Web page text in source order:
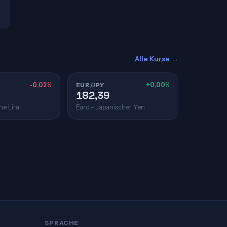
Alle Kurse →
-0,02%
Lira
EUR/JPY +0,00%
182,39
Euro – Japanischer Yen
SPRACHE